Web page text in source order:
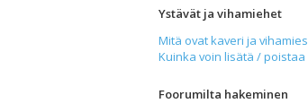
Ystävät ja vihamiehet
Mitä ovat kaveri ja
Kuinka voin lisätä /
Foorumilta hakeminen